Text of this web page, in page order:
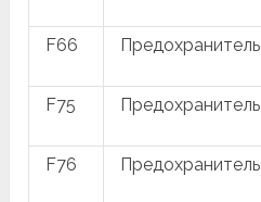
F66 Предохранитель
F75 Предохранитель
F76 Предохранитель